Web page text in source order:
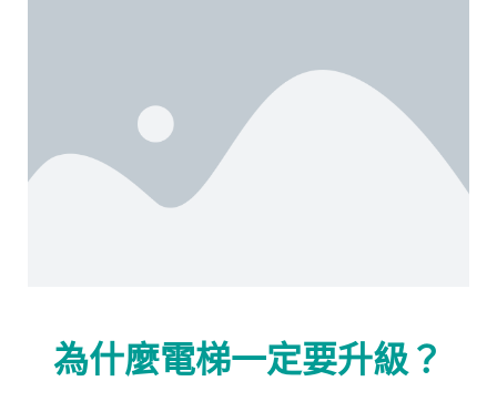
為什麼電梯一定要升級？